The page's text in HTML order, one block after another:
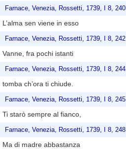
Farnace, Venezia, Rossetti, 1739, I 8, 240
L’alma sen viene in esso
Farnace, Venezia, Rossetti, 1739, I 8, 242
Vanne, fra pochi istanti
Farnace, Venezia, Rossetti, 1739, I 8, 244
tomba ch’ora ti chiude.
Farnace, Venezia, Rossetti, 1739, I 8, 245
Ti starò sempre al fianco,
Farnace, Venezia, Rossetti, 1739, I 8, 248
Ma di madre abbastanza